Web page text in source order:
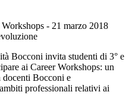
- 21 marzo 2018
Bocconi invita studenti di 3° e
ai Career Workshops: un
docenti Bocconi e
professionali relativi ai